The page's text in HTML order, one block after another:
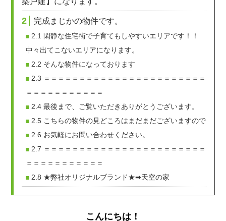
2 完成まじかの物件です。
2.1 閑静な住宅街で子育てもしやすいエリアです！！
中々出てこないエリアになります。
2.2 そんな物件になっております
2.3 ＝＝＝＝＝＝＝＝＝＝＝＝＝＝＝＝＝＝＝＝＝＝＝
＝＝＝＝＝＝＝＝＝＝＝
2.4 最後まで、ご覧いただきありがとうございます。
2.5 こちらの物件の見どころはまだまだございますので
2.6 お気軽にお問い合わせください。
2.7 ＝＝＝＝＝＝＝＝＝＝＝＝＝＝＝＝＝＝＝＝＝＝＝
＝＝＝＝＝＝＝＝＝＝＝
2.8 ★弊社オリジナルブランド★➡天空の家
こんにちは！